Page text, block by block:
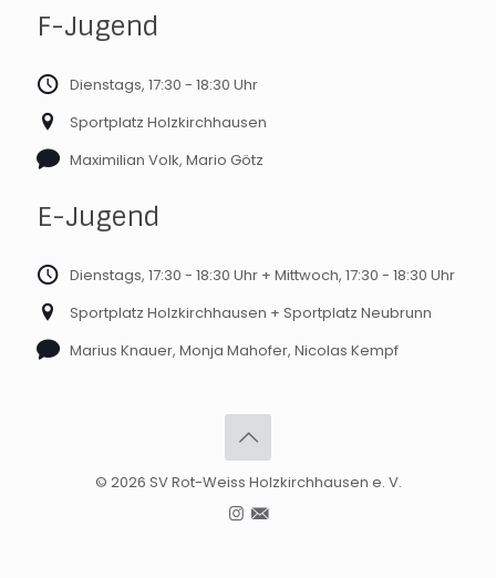
F-Jugend
Dienstags, 17:30 - 18:30 Uhr
Sportplatz Holzkirchhausen
Maximilian Volk, Mario Götz
E-Jugend
Dienstags, 17:30 - 18:30 Uhr + Mittwoch, 17:30 - 18:30 Uhr
Sportplatz Holzkirchhausen + Sportplatz Neubrunn
Marius Knauer, Monja Mahofer, Nicolas Kempf
© 2026 SV Rot-Weiss Holzkirchhausen e. V.